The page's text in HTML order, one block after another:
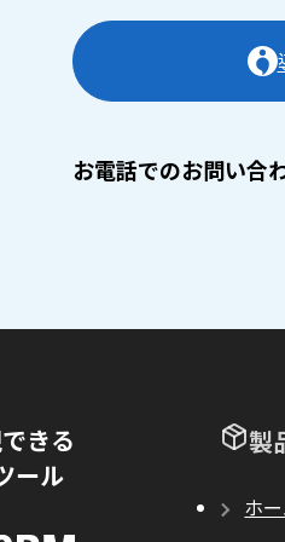
お電話でのお問い合
きる
ール
製
ホ